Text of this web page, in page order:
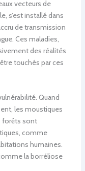
vecteurs de
s’est installé dans
de transmission
Ces maladies,
des réalités
touchés par ces
Quand
les moustiques
forêts sont
comme
humaines.
la borréliose